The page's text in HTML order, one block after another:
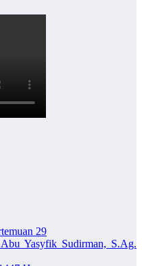
29
Yasyfik Sudirman, S.Ag.